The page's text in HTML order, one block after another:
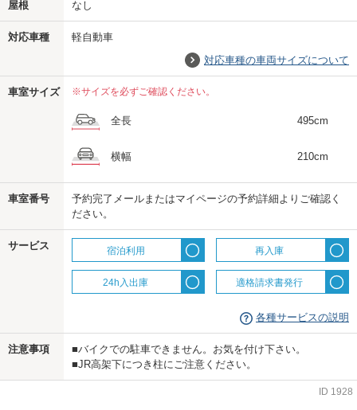
屋根 なし
対応車種
軽自動車
対応車種の車両サイズについて
車室サイズ ※サイズを必ずご確認ください。
全長 495cm
横幅 210cm
車室番号
予約完了メールまたはマイページの予約詳細よりご確認く
ださい。
サービス 宿泊利用 再入庫
24h入出庫 適格請求書発行
各種サービスの説明
注意事項
■バイクでの駐車できません。お気を付け下さい。
■JR高架下につき柱にご注意ください。
ID 1928